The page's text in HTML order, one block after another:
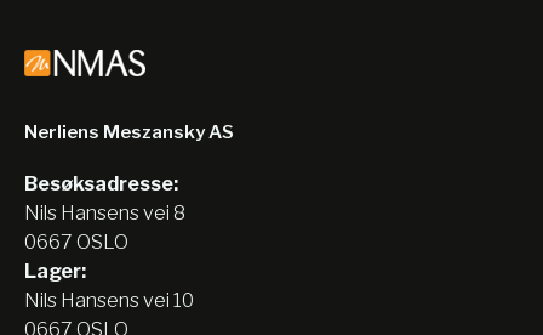
Nerliens Meszansky AS
Besøksadresse:
Nils Hansens vei 8
0667 OSLO
Lager:
Nils Hansens vei 10
0667 OSLO